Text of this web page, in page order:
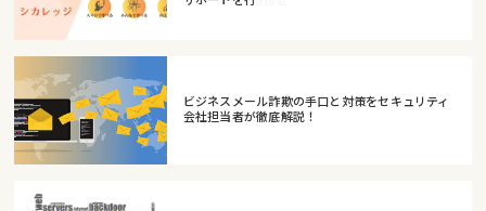
ビジネスメール詐欺の手口と対策をセキュリティ
会社担当者が徹底解説！